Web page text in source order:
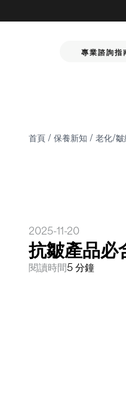
專業諮詢指
首頁 / 保養新知 / 老化/
2025-11-20
抗皺產品必
閱讀時間5 分鐘